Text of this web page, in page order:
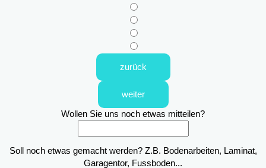
zurück
weiter
Wollen Sie uns noch etwas mitteilen?
Soll noch etwas gemacht werden? Z.B. Bodenarbeiten, Laminat,
Garagentor, Fussboden...